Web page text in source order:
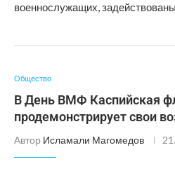
военнослужащих,
Общество
В День ВМФ Каспийская
продемонстрирует свои
Автор Исламали Магомедов